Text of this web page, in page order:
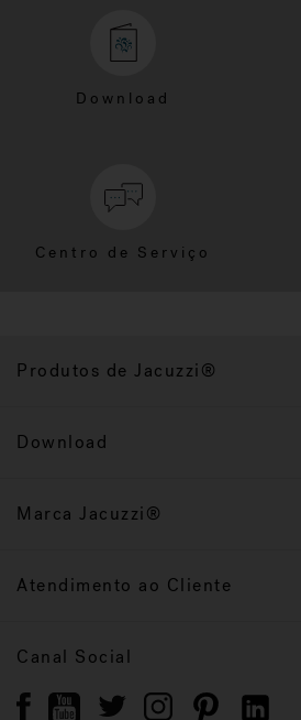
Download
Centro de Serviço
Produtos de Jacuzzi®
Download
Marca Jacuzzi®
Atendimento ao Cliente
Canal Social